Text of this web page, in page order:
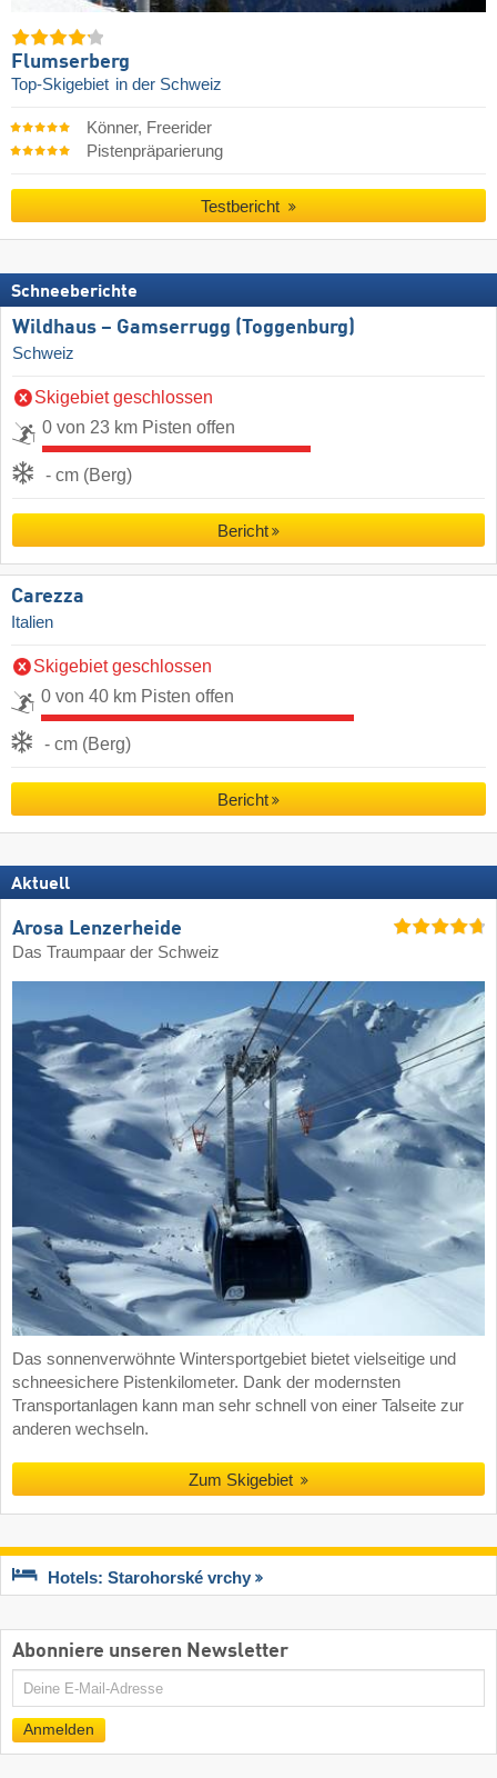
Flumserberg
Top-Skigebiet in der Schweiz
Könner, Freerider
Pistenpräparierung
Testbericht
Schneeberichte
Wildhaus – Gamserrugg (Toggenburg)
Schweiz
Skigebiet geschlossen
0 von 23 km Pisten offen
- cm (Berg)
Bericht
Carezza
Italien
Skigebiet geschlossen
0 von 40 km Pisten offen
- cm (Berg)
Bericht
Aktuell
Arosa Lenzerheide
Das Traumpaar der Schweiz
Das sonnenverwöhnte Wintersportgebiet bietet vielseitige und
schneesichere Pistenkilometer. Dank der modernsten
Transportanlagen kann man sehr schnell von einer Talseite zur
anderen wechseln.
Zum Skigebiet
Hotels: Starohorské vrchy
Abonniere unseren Newsletter
E-
Mail
Anmelden